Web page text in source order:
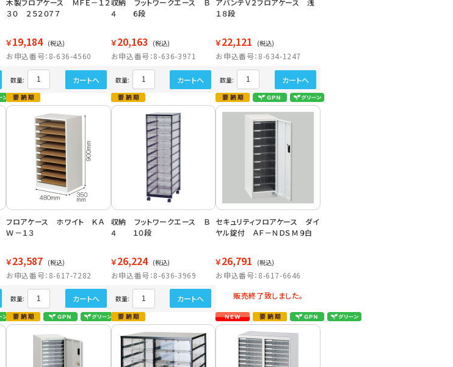
木製フロアケース ＭＦＥ－１２
３０ ２５２０７７
￥19,184 (税込)
お申込番号：8-636-4560
数量: カートへ
収納 フットワークエース Ｂ
４ ６段
￥20,163 (税込)
お申込番号：8-636-3971
数量: カートへ
アバンテＶ２フロアケース 浅
１８段
￥22,121 (税込)
お申込番号：8-634-1247
数量: カートへ
フロアケース ホワイト ＫＡ
Ｗ－１３
￥23,587 (税込)
お申込番号：8-617-7282
数量: カートへ
収納 フットワークエース Ｂ
４ １０段
￥26,224 (税込)
お申込番号：8-636-3969
数量: カートへ
セキュリティフロアケース ダイ
ヤル錠付 ＡＦ－ＮＤＳＭ９白
￥26,791 (税込)
お申込番号：8-617-6646
販売終了致しました。